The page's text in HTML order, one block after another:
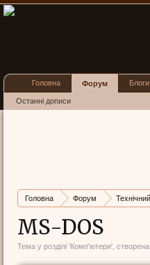
Головна Форум
МS-DOS
Тема у розділі 'Комп'ютери',
Головна Форум
Останні дописи
Блоги